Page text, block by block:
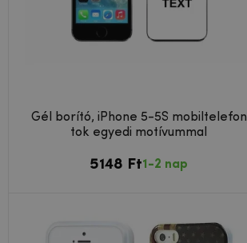
Gél borító, iPhone 5-5S mobiltelefon
tok egyedi motívummal
5148 Ft1-2 nap